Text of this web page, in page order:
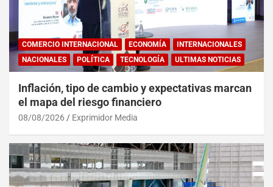
COMERCIO INTERNACIONAL ECONOMÍA
INTERNACIONALES
NACIONALES
POLÍTICA TECNOLOGÍA ULTIMAS NOTICIAS
Inflación, tipo de cambio y expectativas marcan
el mapa del riesgo financiero
08/08/2026 Exprimidor Media